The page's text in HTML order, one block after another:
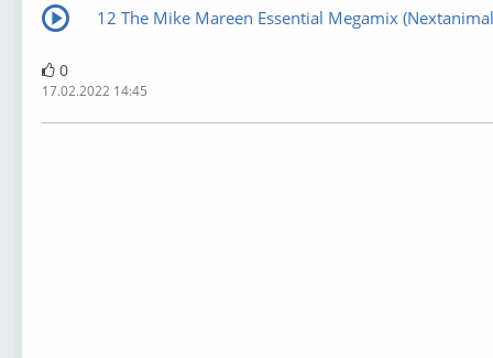
12 The Mike Mareen Essential Megamix
0
17.02.2022 14:45